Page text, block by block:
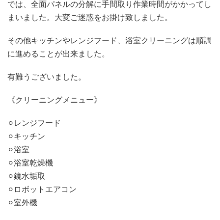
では、全面パネルの分解に手間取り作業時間がかかってし
まいました。大変ご迷惑をお掛け致しました。
その他キッチンやレンジフード、浴室クリーニングは順調
に進めることが出来ました。
有難うございました。
《クリーニングメニュー》
⚪︎レンジフード
⚪︎キッチン
⚪︎浴室
⚪︎浴室乾燥機
⚪︎鏡水垢取
⚪︎ロボットエアコン
⚪︎室外機